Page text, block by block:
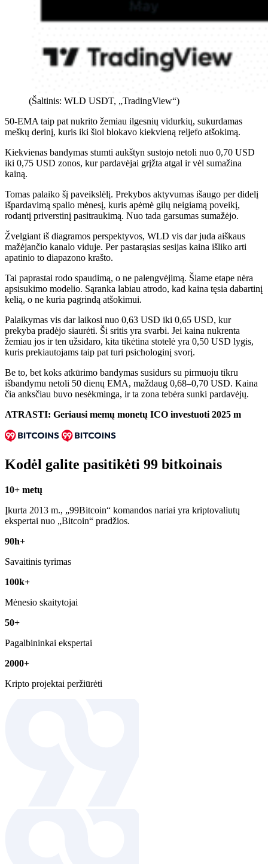
(Šaltinis: WLD USDT, „TradingView“)
50-EMA taip pat nukrito žemiau ilgesnių vidurkių, sukurdamas
meškų derinį, kuris iki šiol blokavo kiekvieną reljefo atšokimą.
Kiekvienas bandymas stumti aukštyn sustojo netoli nuo 0,70 USD
iki 0,75 USD zonos, kur pardavėjai grįžta atgal ir vėl sumažina
kainą.
Tomas palaiko šį paveikslėlį. Prekybos aktyvumas išaugo per didelį
išpardavimą spalio mėnesį, kuris apėmė gilų neigiamą poveikį,
rodantį priverstinį pasitraukimą. Nuo tada garsumas sumažėjo.
Žvelgiant iš diagramos perspektyvos, WLD vis dar juda aiškaus
mažėjančio kanalo viduje. Per pastarąsias sesijas kaina išliko arti
apatinio to diapazono krašto.
Tai paprastai rodo spaudimą, o ne palengvėjimą. Šiame etape nėra
apsisukimo modelio. Sąranka labiau atrodo, kad kaina tęsia dabartinį
kelią, o ne kuria pagrindą atšokimui.
Palaikymas vis dar laikosi nuo 0,63 USD iki 0,65 USD, kur
prekyba pradėjo siaurėti. Ši sritis yra svarbi. Jei kaina nukrenta
žemiau jos ir ten užsidaro, kita tikėtina stotelė yra 0,50 USD lygis,
kuris prekiautojams taip pat turi psichologinį svorį.
Be to, bet koks atkūrimo bandymas susidurs su pirmuoju tikru
išbandymu netoli 50 dienų EMA, maždaug 0,68–0,70 USD. Kaina
čia anksčiau buvo nesėkminga, ir ta zona tebėra sunki pardavėjų.
ATRASTI: Geriausi memų monetų ICO investuoti 2025 m
Kodėl galite pasitikėti 99 bitkoinais
10+ metų
Įkurta 2013 m., „99Bitcoin“ komandos nariai yra kriptovaliutų
ekspertai nuo „Bitcoin“ pradžios.
90h+
Savaitinis tyrimas
100k+
Mėnesio skaitytojai
50+
Pagalbininkai ekspertai
2000+
Kripto projektai peržiūrėti